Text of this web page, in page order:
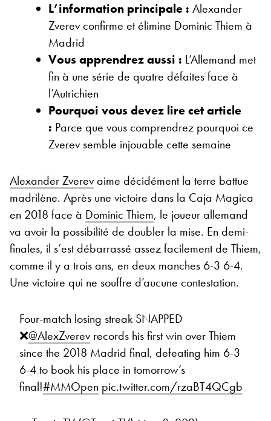
L’information principale : Alexander
Zverev confirme et élimine Dominic Thiem à
Madrid
Vous apprendrez aussi : L’Allemand met
fin à une série de quatre défaites face à
l’Autrichien
Pourquoi vous devez lire cet article
: Parce que vous comprendrez pourquoi ce
Zverev semble injouable cette semaine
Alexander Zverevaime décidément la terre battue
madrilène. Après une victoire dans la Caja Magica
en 2018 face à Dominic Thiem, le joueur allemand
va avoir la possibilité de doubler la mise. En demi-
finales, il s’est débarrassé assez facilement de Thiem,
comme il y a trois ans, en deux manches 6-3 6-4.
Une victoire qui ne souffre d’aucune contestation.
Four-match losing streak SNAPPED
❌@AlexZverevrecords his first win over Thiem
since the 2018 Madrid final, defeating him 6-3
6-4 to book his place in tomorrow’s
final!#MMOpen pic.twitter.com/rzaBT4QCgb